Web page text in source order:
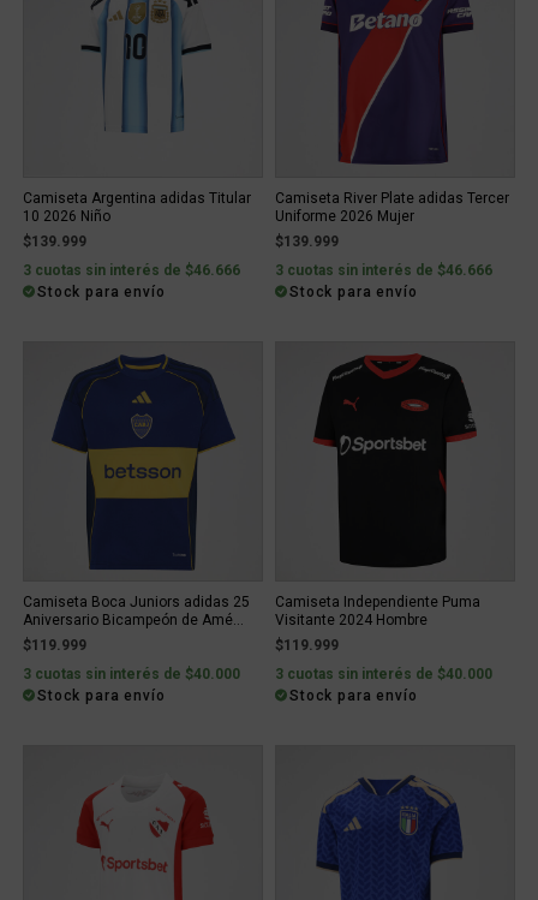
Camiseta Argentina adidas Titular
10 2026 Niño
$139.999
3 cuotas sin interés de $46.666
Stock para envío
Camiseta River Plate adidas Tercer
Uniforme 2026 Mujer
$139.999
3 cuotas sin interés de $46.666
Stock para envío
Camiseta Boca Juniors adidas 25
Aniversario Bicampeón de Amé...
$119.999
3 cuotas sin interés de $40.000
Stock para envío
Camiseta Independiente Puma
Visitante 2024 Hombre
$119.999
3 cuotas sin interés de $40.000
Stock para envío